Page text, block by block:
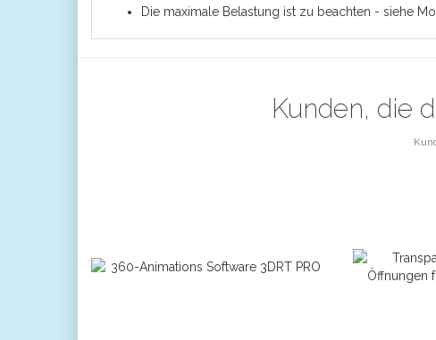
Die maximale Belastung ist zu beachten - siehe
Kunden, die